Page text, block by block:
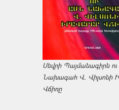
Սեվրի Պայմանագիրն
Նախագահ Վ. Վիլսոնի
Վճիռը